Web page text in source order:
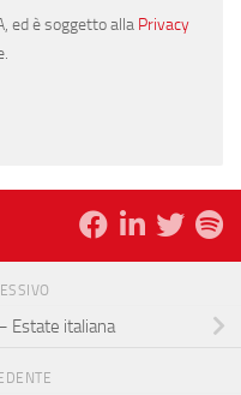
ed è soggetto alla Privacy
– Estate italiana